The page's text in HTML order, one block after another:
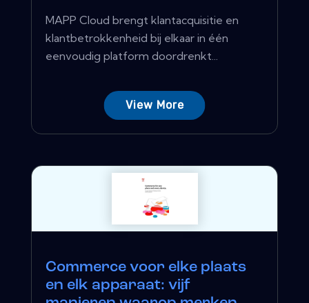
MAPP Cloud brengt klantacquisitie en
klantbetrokkenheid bij elkaar in één
eenvoudig platform doordrenkt...
View More
Commerce voor elke plaats
en elk apparaat: vijf